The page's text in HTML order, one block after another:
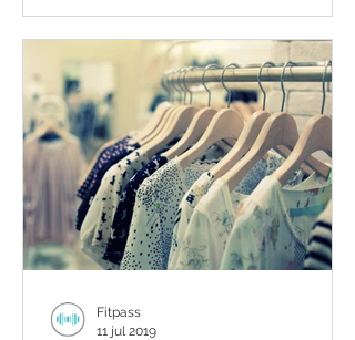
Fitpass
11 jul 2019